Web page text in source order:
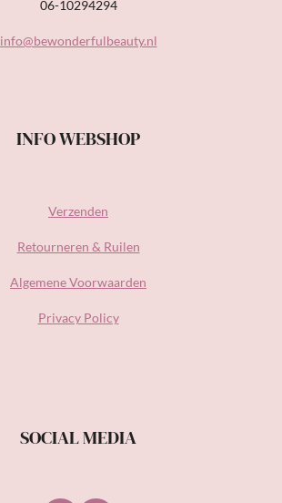
06-10294294
info@bewonderfulbeauty.nl
INFO WEBSHOP
Verzenden
Retourneren & Ruilen
Algemene Voorwaarden
Privacy Policy
SOCIAL MEDIA